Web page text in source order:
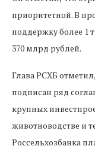
приоритетной. В
поддержку более 1
370 млрд рублей.
Глава РСХБ
подписан ряд
крупных
животноводстве и
Россельхозбанка